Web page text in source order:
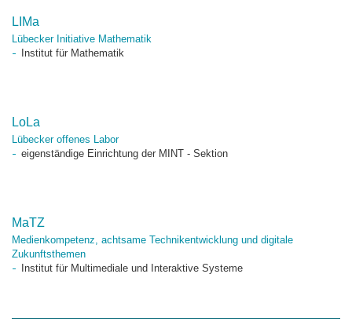
LIMa
Lübecker Initiative Mathematik
Institut für Mathematik
LoLa
Lübecker offenes Labor
eigenständige Einrichtung der MINT - Sektion
MaTZ
Medienkompetenz, achtsame Technikentwicklung und digitale
Zukunftsthemen
Institut für Multimediale und Interaktive Systeme